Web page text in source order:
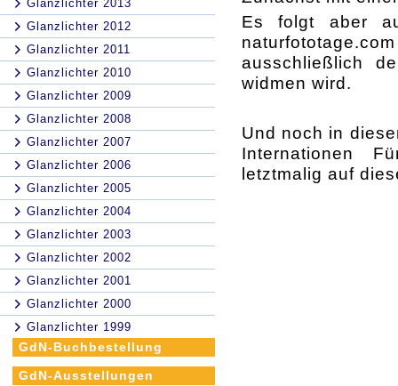
Glanzlichter 2013
Glanzlichter 2012
Glanzlichter 2011
Glanzlichter 2010
Glanzlichter 2009
Glanzlichter 2008
Glanzlichter 2007
Glanzlichter 2006
Glanzlichter 2005
Glanzlichter 2004
Glanzlichter 2003
Glanzlichter 2002
Glanzlichter 2001
Glanzlichter 2000
Glanzlichter 1999
GdN-Buchbestellung
GdN-Ausstellungen
Es folgt aber
ausschließlich
widmen wird.
Und noch in
Internationen
letztmalig auf